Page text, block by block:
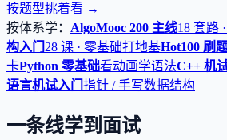
按题型挑着看 →
按体系学： AlgoMooc 200 主线18 套路
构入门 28 课 · 零基础打地基Hot100 刷
卡Python 零基础看动画学语法C++ 机
语言机试入门 指针 / 手写数据结构
一条线学到面试